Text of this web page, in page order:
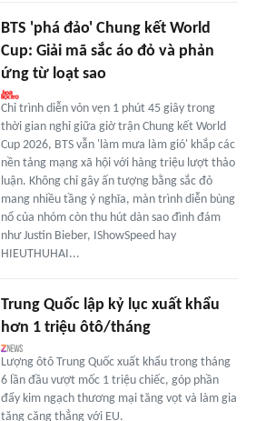
BTS 'phá đảo' Chung kết World
Cup: Giải mã sắc áo đỏ và phản
ứng từ loạt sao
Chỉ trình diễn vỏn vẹn 1 phút 45 giây trong
thời gian nghỉ giữa giờ trận Chung kết World
Cup 2026, BTS vẫn 'làm mưa làm gió' khắp các
nền tảng mạng xã hội với hàng triệu lượt thảo
luận. Không chỉ gây ấn tượng bằng sắc đỏ
mang nhiều tầng ý nghĩa, màn trình diễn bùng
nổ của nhóm còn thu hút dàn sao đình đám
như Justin Bieber, IShowSpeed hay
HIEUTHUHAI...
Trung Quốc lập kỷ lục xuất khẩu
hơn 1 triệu ôtô/tháng
Lượng ôtô Trung Quốc xuất khẩu trong tháng
6 lần đầu vượt mốc 1 triệu chiếc, góp phần
đẩy kim ngạch thương mại tăng vọt và làm gia
tăng căng thẳng với EU.